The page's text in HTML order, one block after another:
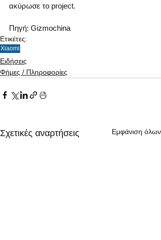
ακύρωσε το project.
Πηγή: Gizmochina
Ετικέτες:
Xiaomi
Ειδήσεις
Φήμες / Πληροφορίες
Σχετικές αναρτήσεις Εμφάνιση όλων